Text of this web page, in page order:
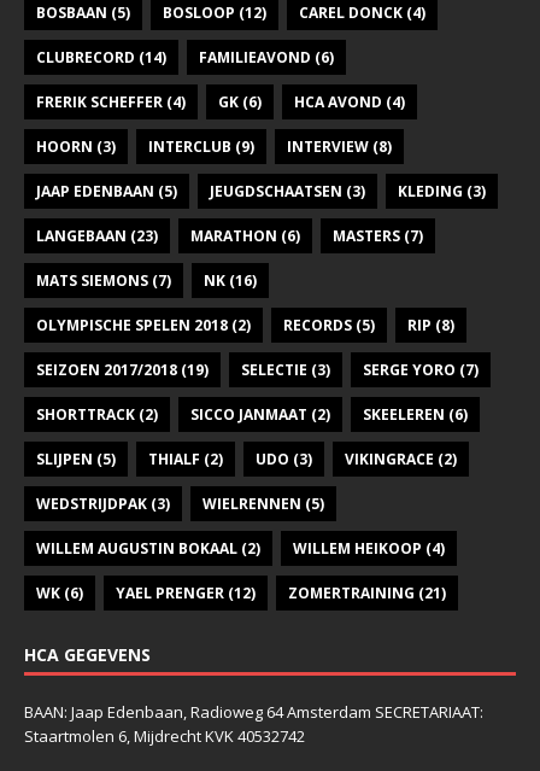
BOSBAAN (5) BOSLOOP (12) CAREL DONCK (4)
CLUBRECORD (14) FAMILIEAVOND (6)
FRERIK SCHEFFER (4) GK (6) HCA AVOND (4)
HOORN (3) INTERCLUB (9) INTERVIEW (8)
JAAP EDENBAAN (5) JEUGDSCHAATSEN (3) KLEDING (3)
LANGEBAAN (23) MARATHON (6) MASTERS (7)
MATS SIEMONS (7) NK (16)
OLYMPISCHE SPELEN 2018 (2) RECORDS (5) RIP (8)
SEIZOEN 2017/2018 (19) SELECTIE (3) SERGE YORO (7)
SHORTTRACK (2) SICCO JANMAAT (2) SKEELEREN (6)
SLIJPEN (5) THIALF (2) UDO (3) VIKINGRACE (2)
WEDSTRIJDPAK (3) WIELRENNEN (5)
WILLEM AUGUSTIN BOKAAL (2) WILLEM HEIKOOP (4)
WK (6) YAEL PRENGER (12) ZOMERTRAINING (21)
HCA GEGEVENS
BAAN: Jaap Edenbaan, Radioweg 64 Amsterdam SECRETARIAAT:
Staartmolen 6, Mijdrecht KVK 40532742